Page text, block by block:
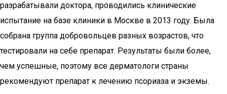
разрабатывали доктора, проводились клинические
испытание на базе клиники в Москве в 2013 году. Была
собрана группа добровольцев разных возрастов, что
тестировали на себе препарат. Результаты были более,
чем успешные, поэтому все дерматологи страны
рекомендуют препарат к лечению псориаза и экземы.